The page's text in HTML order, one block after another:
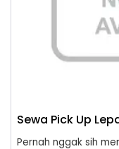
Sewa Pick Up
Pernah nggak sih